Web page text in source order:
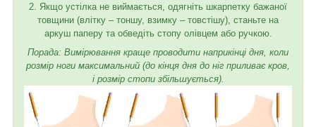
2. Якщо устілка не виймається, одягніть шкарпетку бажаної
товщини (влітку – тоншу, взимку – товстішу), станьте на
аркуш паперу та обведіть стопу олівцем або ручкою.
Порада: Вимірювання краще проводити наприкінці дня, коли
розмір ноги максимальний (до кінця дня до ніг приливає кров,
і розмір стопи збільшується).